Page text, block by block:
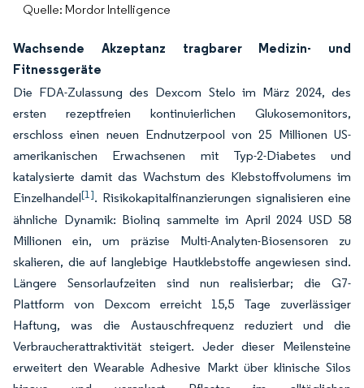
Quelle: Mordor Intelligence
Wachsende Akzeptanz tragbarer Medizin- und
Fitnessgeräte
Die FDA-Zulassung des Dexcom Stelo im März 2024, des
ersten rezeptfreien kontinuierlichen Glukosemonitors,
erschloss einen neuen Endnutzerpool von 25 Millionen US-
amerikanischen Erwachsenen mit Typ-2-Diabetes und
katalysierte damit das Wachstum des Klebstoffvolumens im
Einzelhandel[1]. Risikokapitalfinanzierungen signalisieren eine
ähnliche Dynamik: Biolinq sammelte im April 2024 USD 58
Millionen ein, um präzise Multi-Analyten-Biosensoren zu
skalieren, die auf langlebige Hautklebstoffe angewiesen sind.
Längere Sensorlaufzeiten sind nun realisierbar; die G7-
Plattform von Dexcom erreicht 15,5 Tage zuverlässiger
Haftung, was die Austauschfrequenz reduziert und die
Verbraucherattraktivität steigert. Jeder dieser Meilensteine
erweitert den Wearable Adhesive Markt über klinische Silos